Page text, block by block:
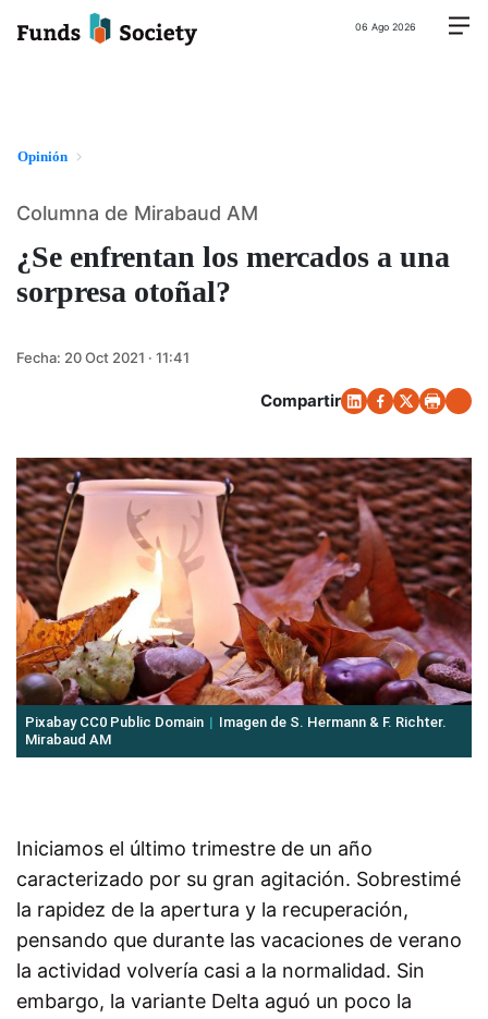
06 Ago 2026
Opinión
¿Se enfrentan los mercados a una
sorpresa otoñal?
Columna de Mirabaud AM
Fecha: 20 Oct 2021 · 11:41
Compartir
Pixabay CC0 Public Domain
Imagen de S. Hermann & F. Richter.
Mirabaud AM
Iniciamos el último trimestre de un año
caracterizado por su gran agitación. Sobrestimé
la rapidez de la apertura y la recuperación,
pensando que durante las vacaciones de verano
la actividad volvería casi a la normalidad. Sin
embargo, la variante Delta aguó un poco la